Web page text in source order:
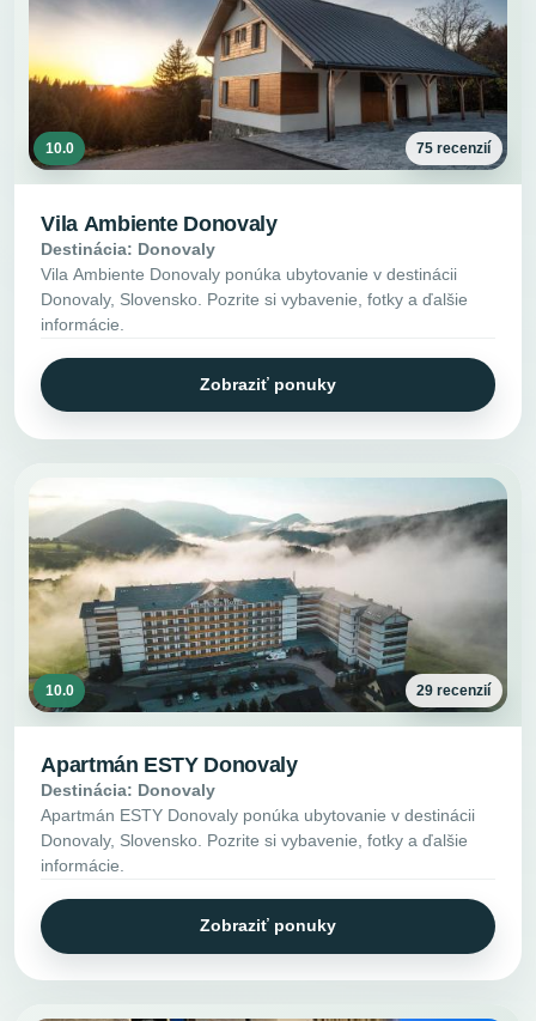
10.0 75 recenzií
Vila Ambiente Donovaly
Destinácia: Donovaly
Vila Ambiente Donovaly ponúka ubytovanie v destinácii
Donovaly, Slovensko. Pozrite si vybavenie, fotky a ďalšie
informácie.
Zobraziť ponuky
10.0 29 recenzií
Apartmán ESTY Donovaly
Destinácia: Donovaly
Apartmán ESTY Donovaly ponúka ubytovanie v destinácii
Donovaly, Slovensko. Pozrite si vybavenie, fotky a ďalšie
informácie.
Zobraziť ponuky